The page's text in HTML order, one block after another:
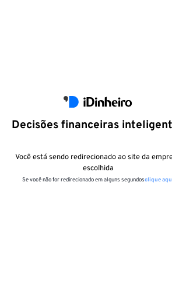
Decisões financeiras
Você está sendo redirecionado ao site da
escolhida
Se você não for redirecionado em alguns segundosclique